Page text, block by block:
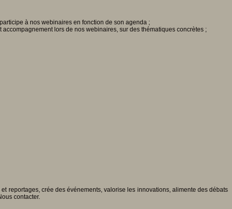
à nos webinaires en fonction de son agenda ;
lors de nos webinaires, sur des thématiques concrètes ;
reportages, crée des événements, valorise les innovations, alimente des débats
contacter.